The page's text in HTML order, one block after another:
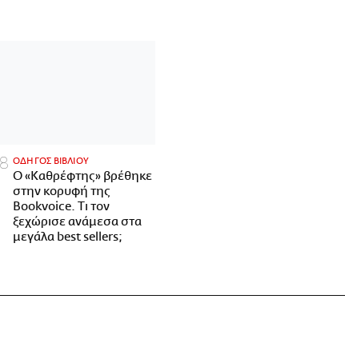
ΟΔΗΓΟΣ ΒΙΒΛΙΟΥ
Ο «Καθρέφτης» βρέθηκε
στην κορυφή της
Bookvoice. Τι τον
ξεχώρισε ανάμεσα στα
μεγάλα best sellers;